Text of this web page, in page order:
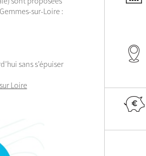
sur-Loire :
sans s’épuiser
Loire